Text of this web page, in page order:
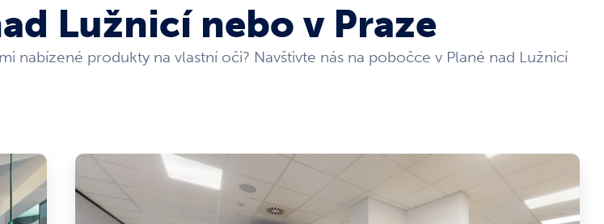
Lužnicí nebo v Praze
produkty na vlastní oči? Navštivte nás na pobočce v Plané nad Lužnicí